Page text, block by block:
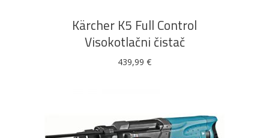
Kärcher K5 Full Control
Visokotlačni čistač
439,99 €